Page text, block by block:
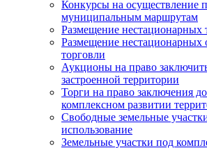
Конкурсы на осуществление
муниципальным маршрутам
Размещение нестационарных
Размещение нестационарных
торговли
Аукционы на право
застроенной территории
Торги на право заключения
комплексном развитии
Свободные земельные
использование
Земельные участки под